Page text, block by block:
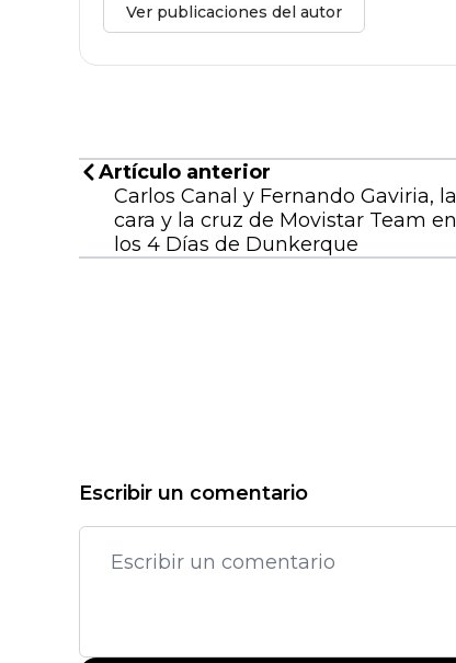
Ver publicaciones del autor
Artículo anterior
Carlos Canal y Fernando Gaviria, la
cara y la cruz de Movistar Team en
los 4 Días de Dunkerque
Escribir un comentario